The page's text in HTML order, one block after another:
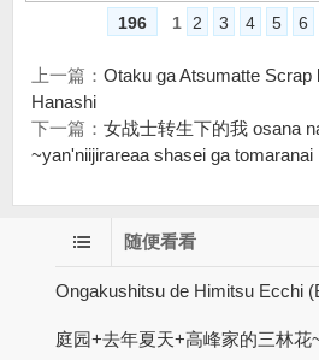
196 1 2 3 4 5 6
上一篇： Otaku ga Atsumatte Scrap
Hanashi
下一篇： 女战士转生下的我 osana
~yan'niijirareaa shasei ga tomaranai
随便看看
Ongakushitsu de Himitsu Ecchi
庭园+去年夏天+高峰家的三林